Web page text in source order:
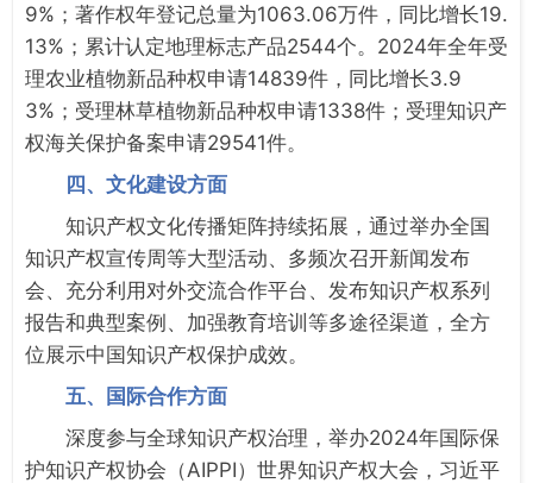
9%；著作权年登记总量为1063.06万件，同比增长19.
13%；累计认定地理标志产品2544个。2024年全年受
理农业植物新品种权申请14839件，同比增长3.9
3%；受理林草植物新品种权申请1338件；受理知识产
权海关保护备案申请29541件。
四、文化建设方面
知识产权文化传播矩阵持续拓展，通过举办全国
知识产权宣传周等大型活动、多频次召开新闻发布
会、充分利用对外交流合作平台、发布知识产权系列
报告和典型案例、加强教育培训等多途径渠道，全方
位展示中国知识产权保护成效。
五、国际合作方面
深度参与全球知识产权治理，举办2024年国际保
护知识产权协会（AIPPI）世界知识产权大会，习近平